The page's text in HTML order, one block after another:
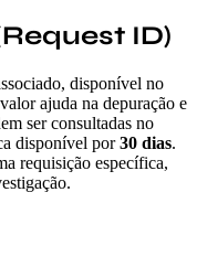
ID)
disponível no
ajuda na depuração e
ser consultadas no
disponível por30 dias.
requisição específica,